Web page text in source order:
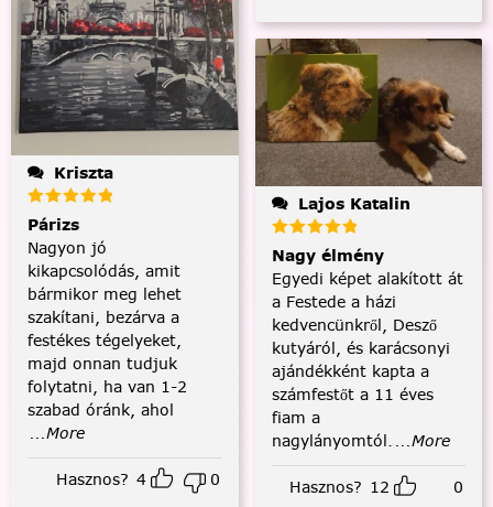
Kriszta
Párizs
Nagyon jó
kikapcsolódás, amit
bármikor meg lehet
szakítani, bezárva a
festékes tégelyeket,
majd onnan tudjuk
folytatni, ha van 1-2
szabad óránk, ahol
...More
Hasznos? 4 0
Lajos Katalin
Nagy élmény
Egyedi képet alakított át
a Festede a házi
kedvencünkről, Desző
kutyáról, és karácsonyi
ajándékként kapta a
számfestőt a 11 éves
fiam a
nagylányomtól. ...More
Hasznos? 12 0